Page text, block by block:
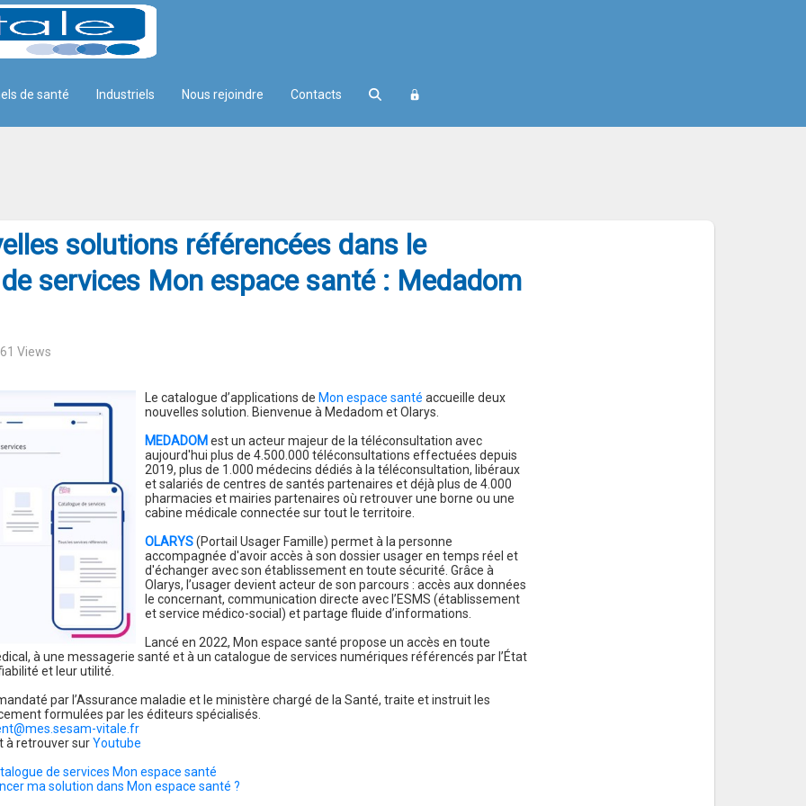
de santé Industriels Nous rejoindre Contacts
solutions référencées dans le
services Mon espace santé : Medadom
Views
Le catalogue d’applications de Mon espace santé accueille deux
nouvelles solution. Bienvenue à Medadom et Olarys.
MEDADOM est un acteur majeur de la téléconsultation avec
aujourd'hui plus de 4.500.000 téléconsultations effectuées depuis
2019, plus de 1.000 médecins dédiés à la téléconsultation, libéraux
et salariés de centres de santés partenaires et déjà plus de 4.000
pharmacies et mairies partenaires où retrouver une borne ou une
cabine médicale connectée sur tout le territoire.
OLARYS(Portail Usager Famille) permet à la personne
accompagnée d'avoir accès à son dossier usager en temps réel et
d'échanger avec son établissement en toute sécurité. Grâce à
Olarys, l’usager devient acteur de son parcours : accès aux données
le concernant, communication directe avec l’ESMS (établissement
et service médico-social) et partage fluide d’informations.
Lancé en 2022, Mon espace santé propose un accès en toute
à une messagerie santé et à un catalogue de services numériques référencés par l’État
et leur utilité.
mandaté par l’Assurance maladie et le ministère chargé de la Santé, traite et instruit les
formulées par les éditeurs spécialisés.
vitale.fr
à retrouver surYoutube
de services Mon espace santé
ma solution dans Mon espace santé ?